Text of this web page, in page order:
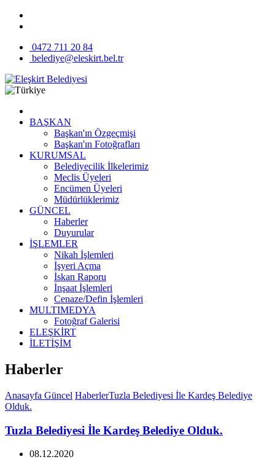
0472 711 20 84
belediye@eleskirt.bel.tr
BAŞKAN
Başkan'ın Özgeçmişi
Başkan'ın Fotoğrafları
KURUMSAL
Belediyecilik İlkelerimiz
Meclis Üyeleri
Encümen Üyeleri
Müdürlüklerimiz
GÜNCEL
Haberler
Duyurular
İŞLEMLER
Nikah İşlemleri
İşyeri Açma
İskan Raporu
İnşaat İşlemleri
Cenaze/Defin İşlemleri
MULTIMEDYA
Fotoğraf Galerisi
ELEŞKİRT
İLETİŞİM
Haberler
Anasayfa Güncel HaberlerTuzla Belediyesi İle Kardeş Belediye
Olduk.
Tuzla Belediyesi İle Kardeş Belediye Olduk.
08.12.2020